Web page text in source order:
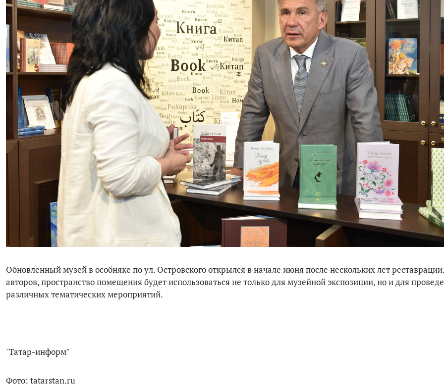
Обновленный музей в особняке по ул. Островского открылся в начале июня после нескольких лет
авторов, пространство помещения будет использоваться не только для музейной экспозиции, но и для
различных тематических мероприятий.
"Татар-информ"
Фото: tatarstan.ru